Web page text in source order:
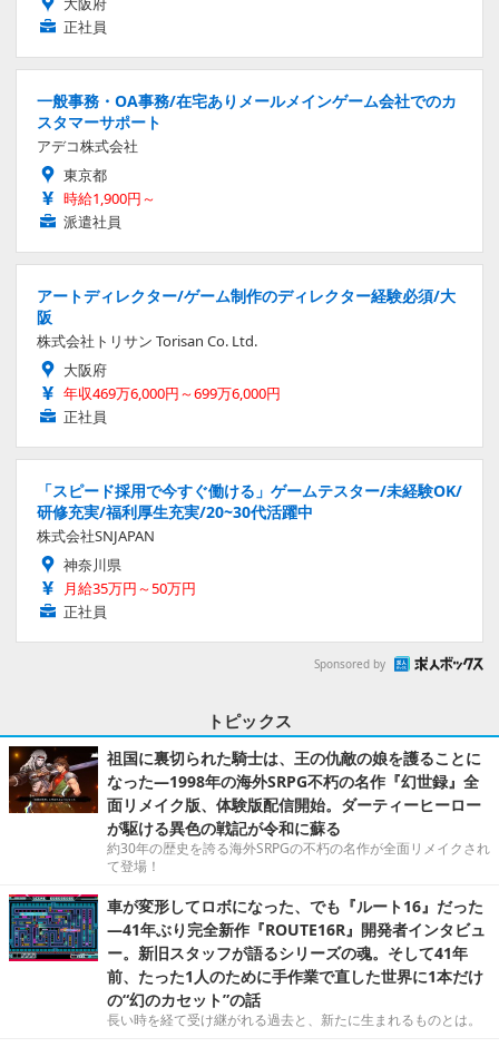
正社員
一般事務・OA事務/在宅ありメールメインゲーム会社でのカ
スタマーサポート
アデコ株式会社
東京都
時給1,900円～
派遣社員
アートディレクター/ゲーム制作のディレクター経験必須/大
阪
株式会社トリサン Torisan Co. Ltd.
大阪府
年収469万6,000円～699万6,000円
正社員
「スピード採用で今すぐ働ける」ゲームテスター/未経験OK/
研修充実/福利厚生充実/20~30代活躍中
株式会社SNJAPAN
神奈川県
月給35万円～50万円
正社員
Sponsored by
トピックス
祖国に裏切られた騎士は、王の仇敵の娘を護ることに
なった―1998年の海外SRPG不朽の名作『幻世録』全
面リメイク版、体験版配信開始。ダーティーヒーロー
が駆ける異色の戦記が令和に蘇る
約30年の歴史を誇る海外SRPGの不朽の名作が全面リメイクされ
て登場！
車が変形してロボになった、でも『ルート16』だった
―41年ぶり完全新作『ROUTE16R』開発者インタビュ
ー。新旧スタッフが語るシリーズの魂。そして41年
前、たった1人のために手作業で直した世界に1本だけ
の“幻のカセット”の話
長い時を経て受け継がれる過去と、新たに生まれるものとは。